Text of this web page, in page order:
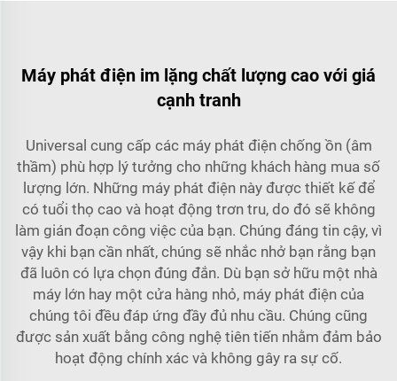
Máy phát điện im lặng chất lượng cao với giá
cạnh tranh
Universal cung cấp các máy phát điện chống ồn (âm
thầm) phù hợp lý tưởng cho những khách hàng mua số
lượng lớn. Những máy phát điện này được thiết kế để
có tuổi thọ cao và hoạt động trơn tru, do đó sẽ không
làm gián đoạn công việc của bạn. Chúng đáng tin cậy, vì
vậy khi bạn cần nhất, chúng sẽ nhắc nhở bạn rằng bạn
đã luôn có lựa chọn đúng đắn. Dù bạn sở hữu một nhà
máy lớn hay một cửa hàng nhỏ, máy phát điện của
chúng tôi đều đáp ứng đầy đủ nhu cầu. Chúng cũng
được sản xuất bằng công nghệ tiên tiến nhằm đảm bảo
hoạt động chính xác và không gây ra sự cố.